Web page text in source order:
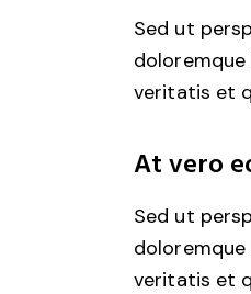
Sed ut
veritatis et
At vero
Sed ut
veritatis et